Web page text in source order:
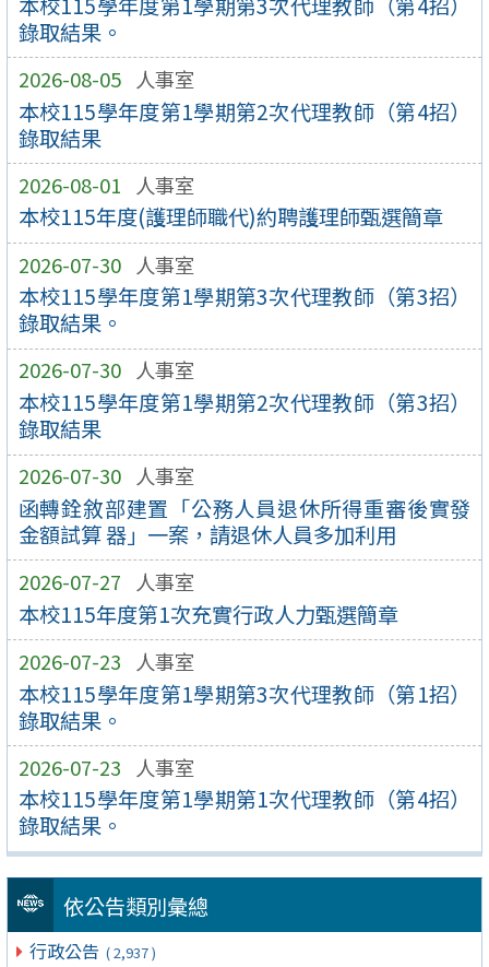
錄取結果。
2026-08-05 人事室
本校115學年度第1學期第2次代理教師（第4招）
錄取結果
2026-08-01 人事室
本校115年度(護理師職代)約聘護理師甄選簡章
2026-07-30 人事室
本校115學年度第1學期第3次代理教師（第3招）
錄取結果。
2026-07-30 人事室
本校115學年度第1學期第2次代理教師（第3招）
錄取結果
2026-07-30 人事室
函轉銓敘部建置「公務人員退休所得重審後實發
金額試算 器」一案，請退休人員多加利用
2026-07-27 人事室
本校115年度第1次充實行政人力甄選簡章
2026-07-23 人事室
本校115學年度第1學期第3次代理教師（第1招）
錄取結果。
2026-07-23 人事室
本校115學年度第1學期第1次代理教師（第4招）
錄取結果。
依公告類別彙總
行政公告 ( 2,937 )